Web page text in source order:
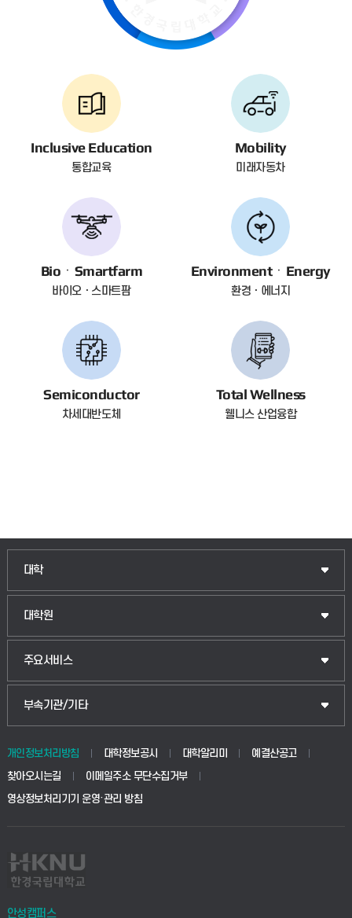
Inclusive Education
통합교육
Mobility
미래자동차
BioㆍSmartfarm
바이오ㆍ스마트팜
EnvironmentㆍEnergy
환경ㆍ에너지
Semiconductor
차세대반도체
Total Wellness
웰니스 산업융합
대학
대학원
주요서비스
부속기관/기타
개인정보처리방침 대학정보공시 대학알리미
예결산공고
찾아오시는길
이메일주소 무단수집거부
영상정보처리기기 운영·관리 방침
안성캠퍼스